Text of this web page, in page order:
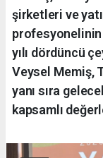
şirketleri ve
profesyonelinin
yılı dördüncü
Veysel Memiş,
yanı sıra
kapsamlı